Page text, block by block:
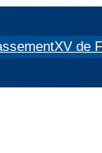
XV de